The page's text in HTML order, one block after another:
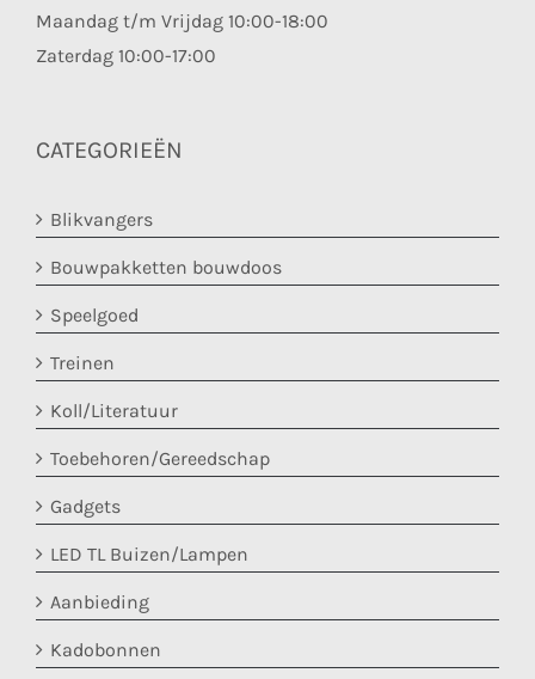
Maandag t/m Vrijdag 10:00-18:00
Zaterdag 10:00-17:00
CATEGORIEËN
Blikvangers
Bouwpakketten bouwdoos
Speelgoed
Treinen
Koll/Literatuur
Toebehoren/Gereedschap
Gadgets
LED TL Buizen/Lampen
Aanbieding
Kadobonnen